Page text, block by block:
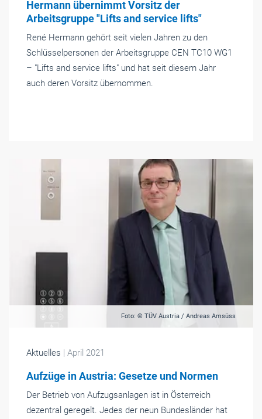
Hermann übernimmt Vorsitz der
Arbeitsgruppe "Lifts and service lifts"
René Hermann gehört seit vielen Jahren zu den
Schlüsselpersonen der Arbeitsgruppe CEN TC10 WG1
– "Lifts and service lifts" und hat seit diesem Jahr
auch deren Vorsitz übernommen.
Foto: © TÜV Austria / Andreas Amsüss
Aktuelles | April 2021
Aufzüge in Austria: Gesetze und Normen
Der Betrieb von Aufzugsanlagen ist in Österreich
dezentral geregelt. Jedes der neun Bundesländer hat